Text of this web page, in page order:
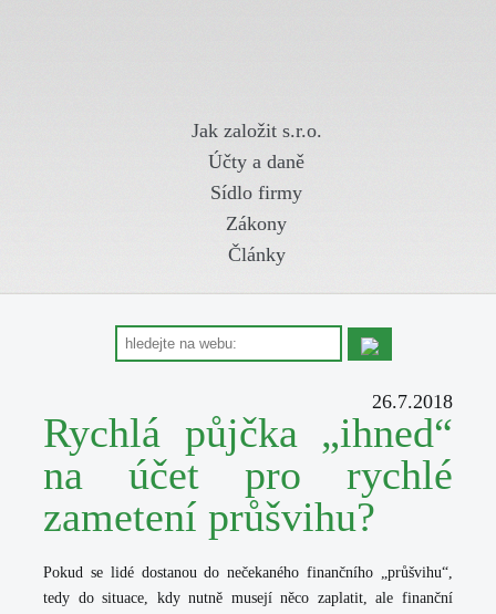
Jak založit s.r.o.
Účty a daně
Sídlo firmy
Zákony
Články
Rychlá půjčka „ihned“
na účet pro rychlé
zametení průšvihu?
26.7.2018
Pokud se lidé dostanou do nečekaného finančního „průšvihu“,
tedy do situace, kdy nutně musejí něco zaplatit, ale finanční